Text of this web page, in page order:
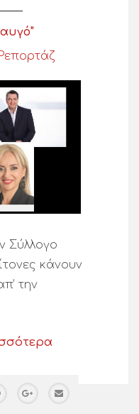
Σύλλογο
κάνουν
την